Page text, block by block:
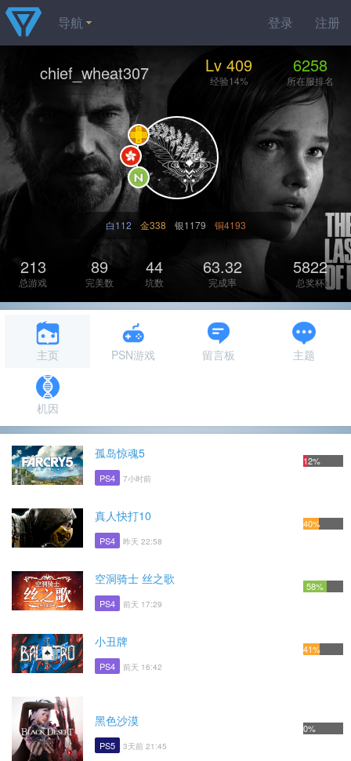
登录 注册
导航
chief_wheat307 Lv 409
经验14%
6258
所在服排名
白112 金338 银1179 铜4193
213
总游戏
89
完美数
44
坑数
63.32
完成率
5822
总奖杯
主页 PSN游戏 留言板 主题
机因
孤岛惊魂5
PS4 7小时前
12%
真人快打10
PS4 昨天 22:58
40%
空洞骑士 丝之歌
PS4 前天 17:29
58%
小丑牌
PS4 前天 16:42
41%
黑色沙漠
PS5 3天前 21:45
0%